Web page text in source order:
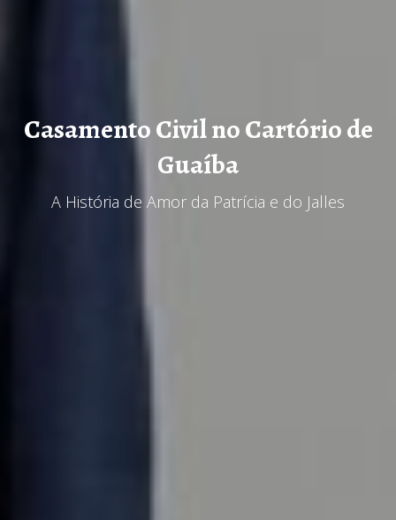
Casamento Civil no Cartório de
Guaíba
A História de Amor da Patrícia e do Jalles